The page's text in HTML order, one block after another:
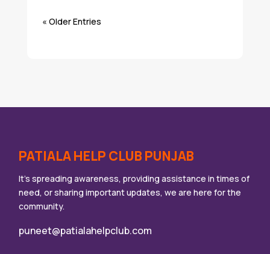
« Older Entries
PATIALA HELP CLUB PUNJAB
It’s spreading awareness, providing assistance in times of
need, or sharing important updates, we are here for the
community.
puneet@patialahelpclub.com